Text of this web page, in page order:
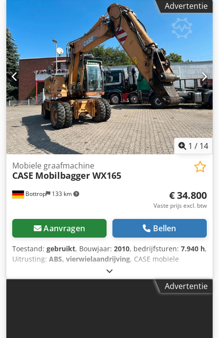
Advertentie
1 / 14
Bottrop 133 km
Mobiele graafmachine
CASE Mobilbagger WX165
€ 34.800
Vaste prijs excl. btw
Aanvragen Bellen
Toestand: gebruikt, Bouwjaar: 2010, bedrijfsturen: 7.940 h,
Uitrusting: ABS, vierwielaandrijving, CASE mobiele
graafmachine Type: WX165 (hydraulische graafmachine)
Typegoedkeuringsnummer: N211 Motorfabrikant: Case
Motorvermogen: 105 kW Bedrijfstijden: 7940 uurAdvertentie